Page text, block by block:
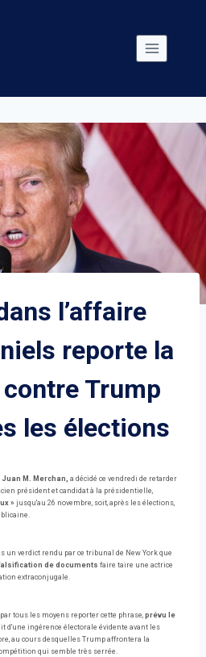
l’affaire
reporte la
Trump
les élections
Juan M. Merchan, a décidé ce vendredi de retarder
président et candidat à la présidentielle,
» jusqu'au 26 novembre, soit, après les élections,
un verdict rendu par ce tribunal de New York que
de documents faire taire une actrice
extraconjugale.
tous les moyens reporter cette phrase, prévu le
d'une ingérence électorale évidente avant les
au cours desquelles Trump affrontera la
qui semble très serrée.